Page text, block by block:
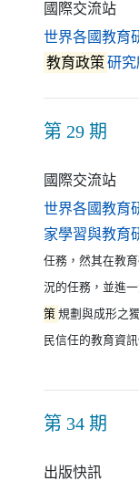
國際交流站
世界各國教育
教育政策 研究
第 29 期
國際交流站
世界各國教育
家學習與教育
任務，然其在教
況的任務，並進
策 規劃與成形之
民信任的教育資
第 34 期
出版快訊